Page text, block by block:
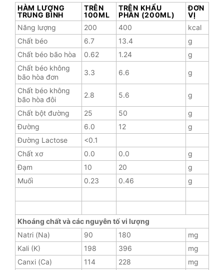
HÀM LƯỢNG
TRUNG BÌNH
TRÊN
100ML
TRÊN KHẨU
PHẦN (200ML)
ĐƠN
VỊ
Năng lượng
200 400
kcal
Chất béo
6.7 13.4
g
Chất béo bão hòa
0.62 1.24
g
Chất béo không
bão hòa đơn
3.3 6.6 g
Chất béo không
bão hòa đôi
2.8 5.6 g
Chất bột đường 25 50
g
Đường
6.0 12
g
Đường Lactose
<0.1
Chất xơ
0.0 0.0
g
Đạm
10 20
g
Muối
0.23 0.46 g
Khoáng chất và các nguyên tố vi lượng
Natri (Na)
90 180
mg
Kali (K)
198 396
mg
Canxi (Ca)
114 228
mg